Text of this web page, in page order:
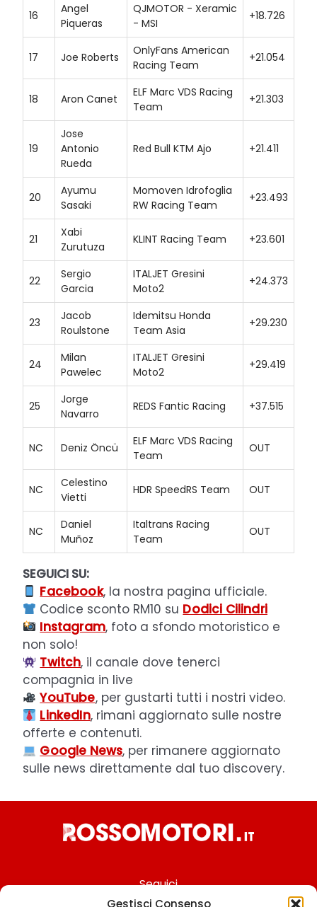
Gestisci Consenso
16
Angel
Piqueras
QJMOTOR - Xeramic
- MSI
+18.726
17 Joe Roberts
OnlyFans American
Racing Team
+21.054
18 Aron Canet
ELF Marc VDS Racing
Team
+21.303
19
Jose
Antonio
Rueda
Red Bull KTM Ajo +21.411
20
Ayumu
Sasaki
Momoven Idrofoglia
RW Racing Team
+23.493
21
Xabi
Zurutuza
KLINT Racing Team +23.601
22
Sergio
Garcia
ITALJET Gresini
Moto2
+24.373
23
Jacob
Roulstone
Idemitsu Honda
Team Asia
+29.230
24
Milan
Pawelec
ITALJET Gresini
Moto2
+29.419
25
Jorge
Navarro
REDS Fantic Racing +37.515
NC Deniz Öncü
ELF Marc VDS Racing
Team
OUT
NC
Celestino
Vietti
HDR SpeedRS Team OUT
NC
Daniel
Muñoz
Italtrans Racing
Team
OUT
SEGUICI SU:
Facebook, la nostra pagina ufficiale.
Codice sconto RM10 su Dodici Cilindri
Instagram, foto a sfondo motoristico e
non solo!
Twitch, il canale dove tenerci
compagnia in live
YouTube, per gustarti tutti i nostri video.
LinkedIn, rimani aggiornato sulle nostre
offerte e contenuti.
Google News, per rimanere aggiornato
sulle news direttamente dal tuo discovery.
Seguici